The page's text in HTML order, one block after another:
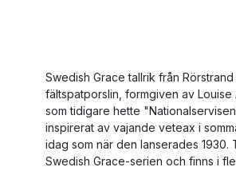
Swedish Grace tallrik från
fältspatporslin, formgiven av Louise
som tidigare hette
inspirerat av vajande veteax i
idag som när den lanserades
Swedish Grace-serien och finns i